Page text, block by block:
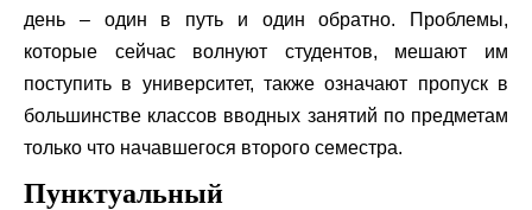
день – один в путь и один обратно. Проблемы,
которые сейчас волнуют студентов, мешают им
поступить в университет, также означают пропуск в
большинстве классов вводных занятий по предметам
только что начавшегося второго семестра.
Пунктуальный